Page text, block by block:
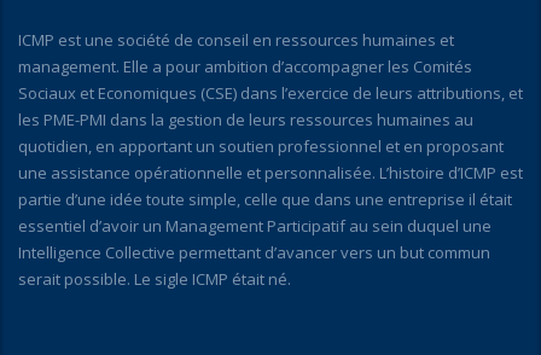
ICMP est une société de conseil en ressources humaines et
management. Elle a pour ambition d’accompagner les Comités
Sociaux et Economiques (CSE) dans l’exercice de leurs attributions, et
les PME-PMI dans la gestion de leurs ressources humaines au
quotidien, en apportant un soutien professionnel et en proposant
une assistance opérationnelle et personnalisée. L’histoire d’ICMP est
partie d’une idée toute simple, celle que dans une entreprise il était
essentiel d’avoir un Management Participatif au sein duquel une
Intelligence Collective permettant d’avancer vers un but commun
serait possible. Le sigle ICMP était né.